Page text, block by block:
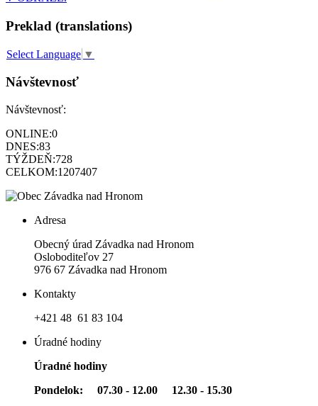
Preklad (translations)
Select Language ▼
Návštevnosť
Návštevnosť:
ONLINE:0
DNES:83
TÝŽDEŇ:728
CELKOM:1207407
Adresa
Obecný úrad Závadka nad Hronom
Osloboditeľov 27
976 67 Závadka nad Hronom
Kontakty
+421 48 61 83 104
Úradné hodiny
Úradné hodiny
Pondelok: 07.30 - 12.00 12.30 - 15.30